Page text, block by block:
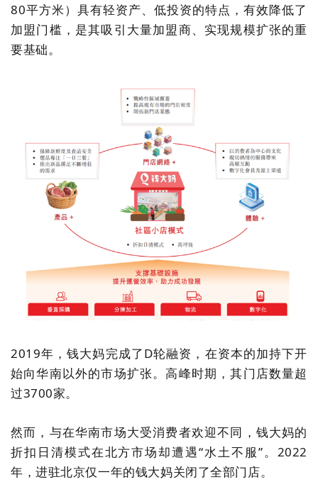
80平方米）具有轻资产、低投资的特点，有效降低了
加盟门槛，是其吸引大量加盟商、实现规模扩张的重
要基础。
2019年，钱大妈完成了D轮融资，在资本的加持下开
始向华南以外的市场扩张。高峰时期，其门店数量超
过3700家。
然而，与在华南市场大受消费者欢迎不同，钱大妈的
折扣日清模式在北方市场却遭遇“水土不服”。 2022
年，进驻北京仅一年的钱大妈关闭了全部门店。